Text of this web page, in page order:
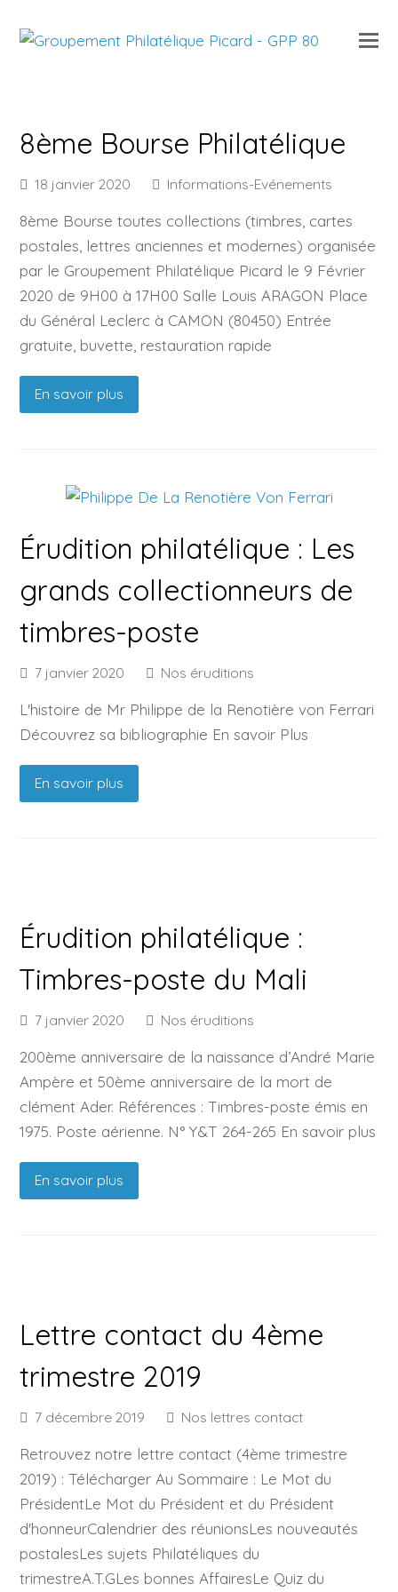
8ème Bourse Philatélique
18 janvier 2020 Informations-Evénements
8ème Bourse toutes collections (timbres, cartes
postales, lettres anciennes et modernes) organisée
par le Groupement Philatélique Picard le 9 Février
2020 de 9H00 à 17H00 Salle Louis ARAGON Place
du Général Leclerc à CAMON (80450) Entrée
gratuite, buvette, restauration rapide
En savoir plus
Érudition philatélique : Les
grands collectionneurs de
timbres-poste
7 janvier 2020 Nos éruditions
L'histoire de Mr Philippe de la Renotière von Ferrari
Découvrez sa bibliographie En savoir Plus
En savoir plus
Érudition philatélique :
Timbres-poste du Mali
7 janvier 2020 Nos éruditions
200ème anniversaire de la naissance d’André Marie
Ampère et 50ème anniversaire de la mort de
clément Ader. Références : Timbres-poste émis en
1975. Poste aérienne. N° Y&T 264-265 En savoir plus
En savoir plus
Lettre contact du 4ème
trimestre 2019
7 décembre 2019 Nos lettres contact
Retrouvez notre lettre contact (4ème trimestre
2019) : Télécharger Au Sommaire : Le Mot du
PrésidentLe Mot du Président et du Président
d'honneurCalendrier des réunionsLes nouveautés
postalesLes sujets Philatéliques du
trimestreA.T.GLes bonnes AffairesLe Quiz du